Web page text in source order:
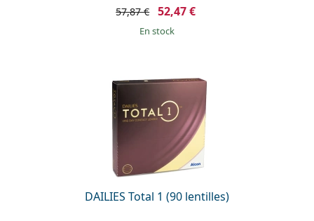
57,87 € 52,47 €
en stock
DAILIES Total 1 (90 lentilles)